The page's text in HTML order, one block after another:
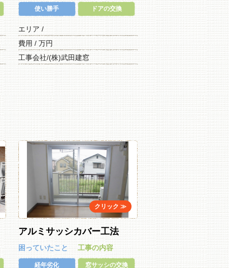
使い勝手 ドアの交換
エリア /
費用 / 万円
工事会社/(株)武田建窓
アルミサッシカバー工法
困っていたこと
経年劣化
工事の内容
窓サッシの交換